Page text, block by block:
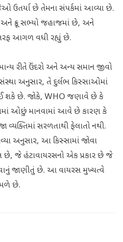
ઉતર્યા છે તેમના સંપર્કમાં આવ્યા છે.
અને ક્રૂ સભ્યો જહાજમાં છે, અને
આગળ વધી રહ્યું છે.
રીતે ઉંદરો અને અન્ય સમાન જીવો
સંસ્થા અનુસાર, તે દુર્લભ કિસ્સાઓમાં
શકે છે. જોકે, WHO જણાવે છે કે
ઓછું માનવામાં આવે છે કારણ કે
સરળતાથી ફેલાતો નથી.
અનુસાર, આ કિસ્સામાં જોવા
છે, જે હંટાવાયરસનો એક પ્રકાર છે જે
જાણીતું છે. આ વાયરસ મુખ્યત્વે
મળે છે.